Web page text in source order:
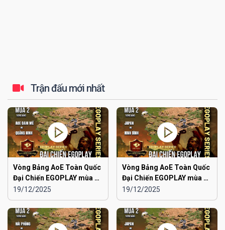
Trận đấu mới nhất
Vòng Bảng AoE Toàn Quốc
Đại Chiến EGOPLAY mùa 2 |
Aoe Đam Mê vs Quảng
Ninh
19/12/2025
Vòng Bảng AoE Toàn Quốc
Đại Chiến EGOPLAY mùa 2 |
Japan vs Ninh Bình
19/12/2025